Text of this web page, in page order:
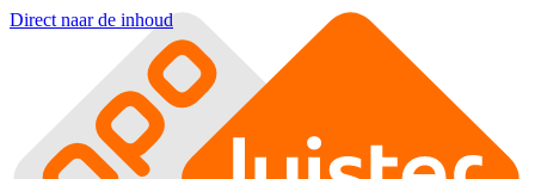
Direct naar de inhoud